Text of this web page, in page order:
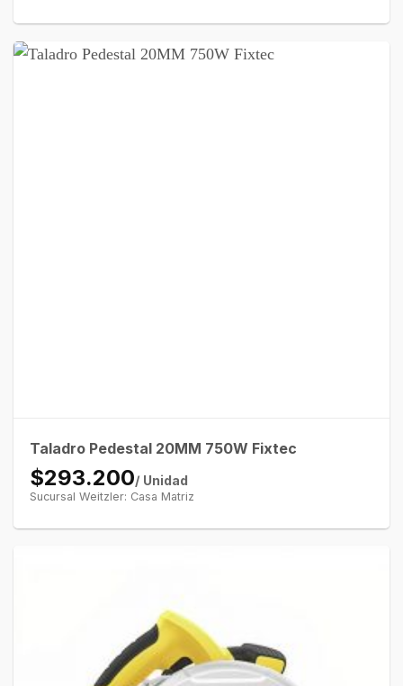
Taladro Pedestal 20MM 750W Fixtec
$293.200/ Unidad
Sucursal Weitzler: Casa Matriz